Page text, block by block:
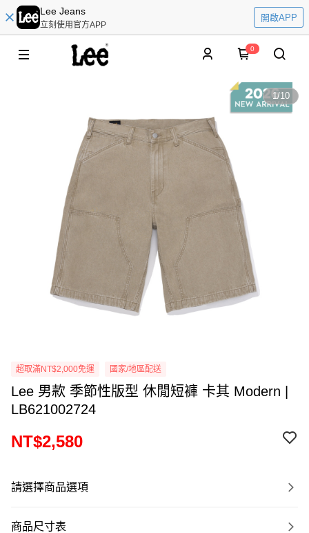
Lee Jeans
立刻使用官方APP
開啟APP
0
1/10
超取滿NT$2,000免運 國家/地區配送
Lee 男款 季節性版型 休閒短褲 卡其 Modern |
LB621002724
NT$2,580
請選擇商品選項
商品尺寸表